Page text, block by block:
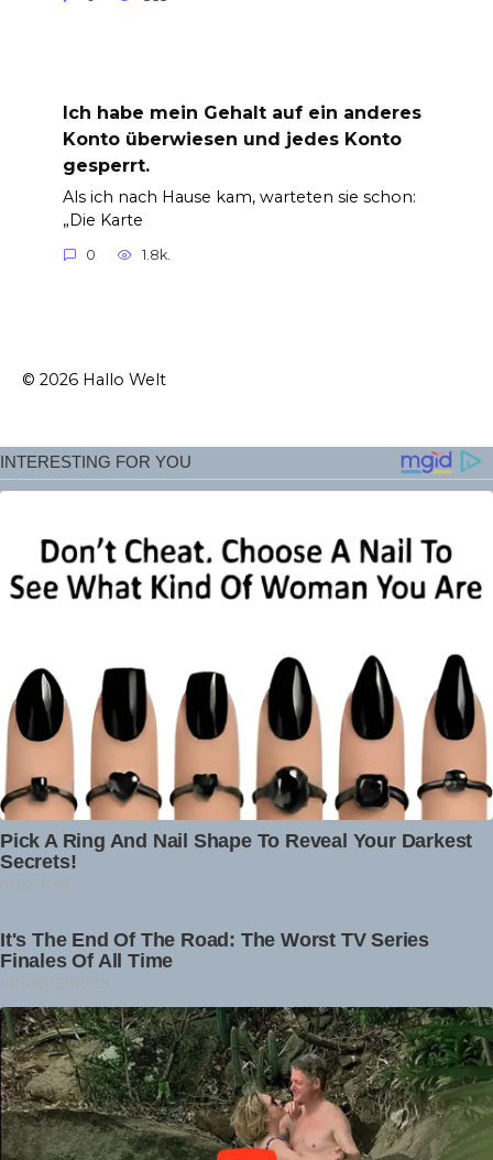
Ich habe mein Gehalt auf ein anderes
Konto überwiesen und jedes Konto
gesperrt.
Als ich nach Hause kam, warteten sie schon:
„Die Karte
0 1.8k.
© 2026 Hallo Welt